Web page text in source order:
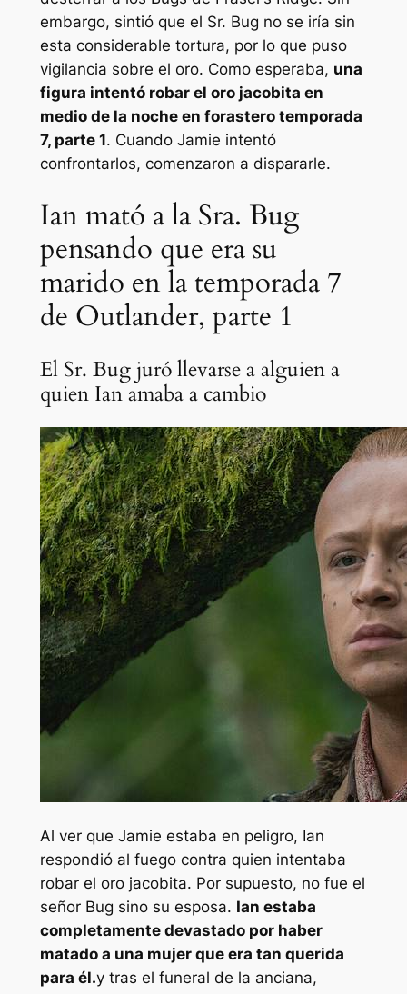
embargo, sintió que el Sr. Bug no se iría sin
esta considerable tortura, por lo que puso
vigilancia sobre el oro. Como esperaba, una
figura intentó robar el oro jacobita en
medio de la noche en forasterotemporada
7, parte 1. Cuando Jamie intentó
confrontarlos, comenzaron a dispararle.
Ian mató a la Sra. Bug
pensando que era su
marido en la temporada 7
de Outlander, parte 1
El Sr. Bug juró llevarse a alguien a
quien Ian amaba a cambio
Al ver que Jamie estaba en peligro, Ian
respondió al fuego contra quien intentaba
robar el oro jacobita. Por supuesto, no fue el
señor Bug sino su esposa. Ian estaba
completamente devastado por haber
matado a una mujer que era tan querida
para él.y tras el funeral de la anciana,